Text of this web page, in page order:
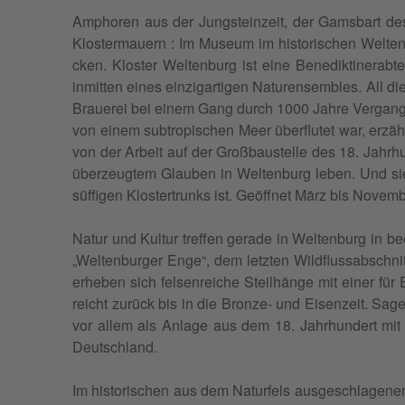
Ampho­ren aus der Jung­stein­zeit, der Gam­sbart
Klos­ter­mauern : Im Museum im his­to­ri­schen
cken. Klos­ter Wel­ten­burg ist eine
inmit­ten eines ein­zi­gar­ti­gen Natu­ren­sembles. All
Braue­rei bei einem Gang durch 1000 Jahre
von einem sub­tro­pi­schen Meer über­flu­tet war,
von der Arbeit auf der Groß­baus­telle des 18.
über­zeug­tem Glau­ben in Wel­ten­burg leben. Und
süf­fi­gen Klos­ter­trunks ist. Geöff­net März bis
Natur und Kul­tur tref­fen gerade in Wel­ten­burg in
„Wel­ten­bur­ger Enge“, dem letz­ten
erhe­ben sich fel­sen­reiche Steilhänge mit einer
reicht zurück bis in die Bronze- und Eisen­zeit.
vor allem als Anlage aus dem 18. Jah­rhun­dert
Deutschland.
Im his­to­ri­schen aus dem Natur­fels